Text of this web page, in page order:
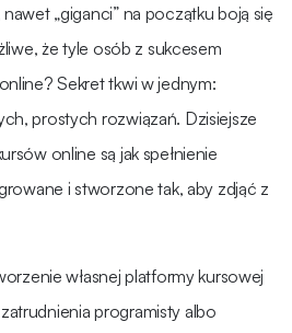
„giganci” na początku boją się
że tyle osób z sukcesem
Sekret tkwi w jednym:
prostych rozwiązań. Dzisiejsze
online są jak spełnienie
i stworzone tak, aby zdjąć z
własnej platformy kursowej
programisty albo